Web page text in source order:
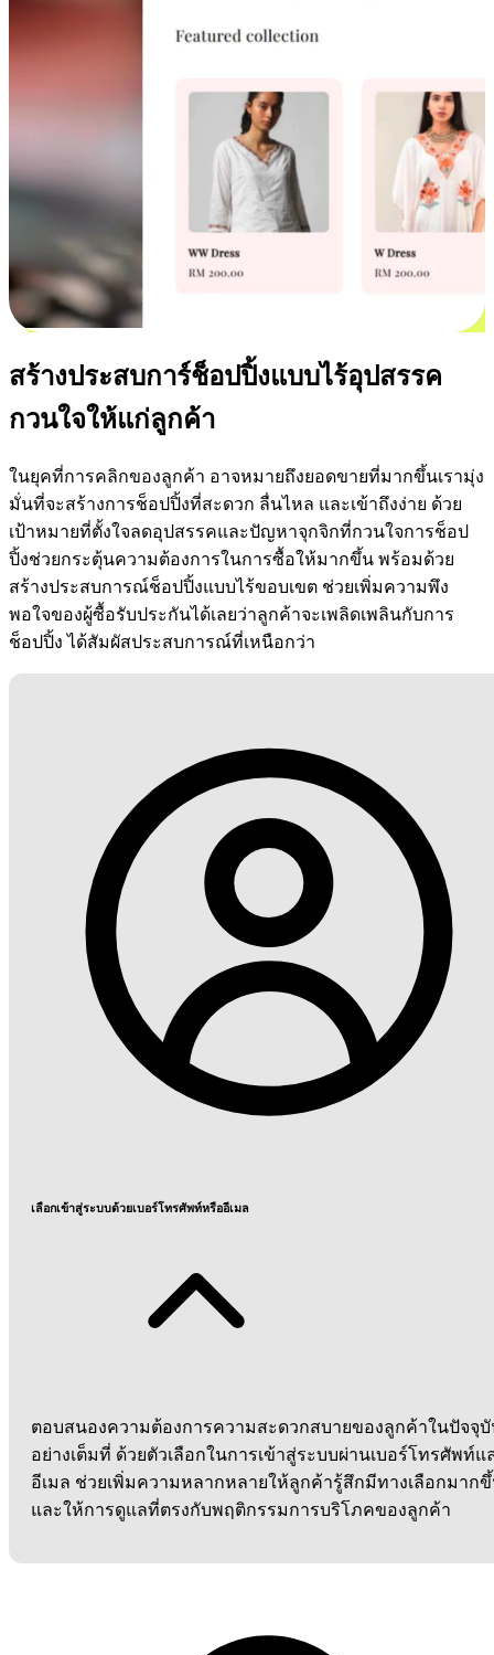
สร้างประสบการ์ช็อปปิ้งแบบไร้อุปสรรค
กวนใจให้แก่ลูกค้า
ในยุคที่การคลิกของลูกค้า อาจหมายถึงยอดขายที่มากขึ้นเรามุ่ง
มั่นที่จะสร้างการช็อปปิ้งที่สะดวก ลื่นไหล และเข้าถึงง่าย ด้วย
เป้าหมายที่ตั้งใจลดอุปสรรคและปัญหาจุกจิกที่กวนใจการช็อป
ปิ้งช่วยกระตุ้นความต้องการในการซื้อให้มากขึ้น พร้อมด้วย
สร้างประสบการณ์ช็อปปิ้งแบบไร้ขอบเขต ช่วยเพิ่มความพึง
พอใจของผู้ซื้อรับประกันได้เลยว่าลูกค้าจะเพลิดเพลินกับการ
ช็อปปิ้ง ได้สัมผัสประสบการณ์ที่เหนือกว่า
เลือกเข้าสู่ระบบด้วยเบอร์โทรศัพท์หรืออีเมล
ตอบสนองความต้องการความสะดวกสบายของลูกค้าในปัจจุ
อย่างเต็มที่ ด้วยตัวเลือกในการเข้าสู่ระบบผ่านเบอร์โทรศัพท์แ
อีเมล ช่วยเพิ่มความหลากหลายให้ลูกค้ารู้สึกมีทางเลือกมาก
และให้การดูแลที่ตรงกับพฤติกรรมการบริโภคของลูกค้า